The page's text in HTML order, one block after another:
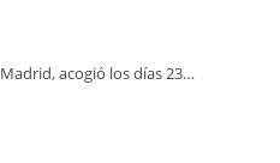
acogió los días 23…